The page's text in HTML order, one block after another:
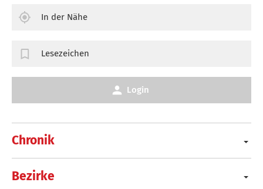
Chronik
Bezirke
In der Nähe
Lesezeichen
Login